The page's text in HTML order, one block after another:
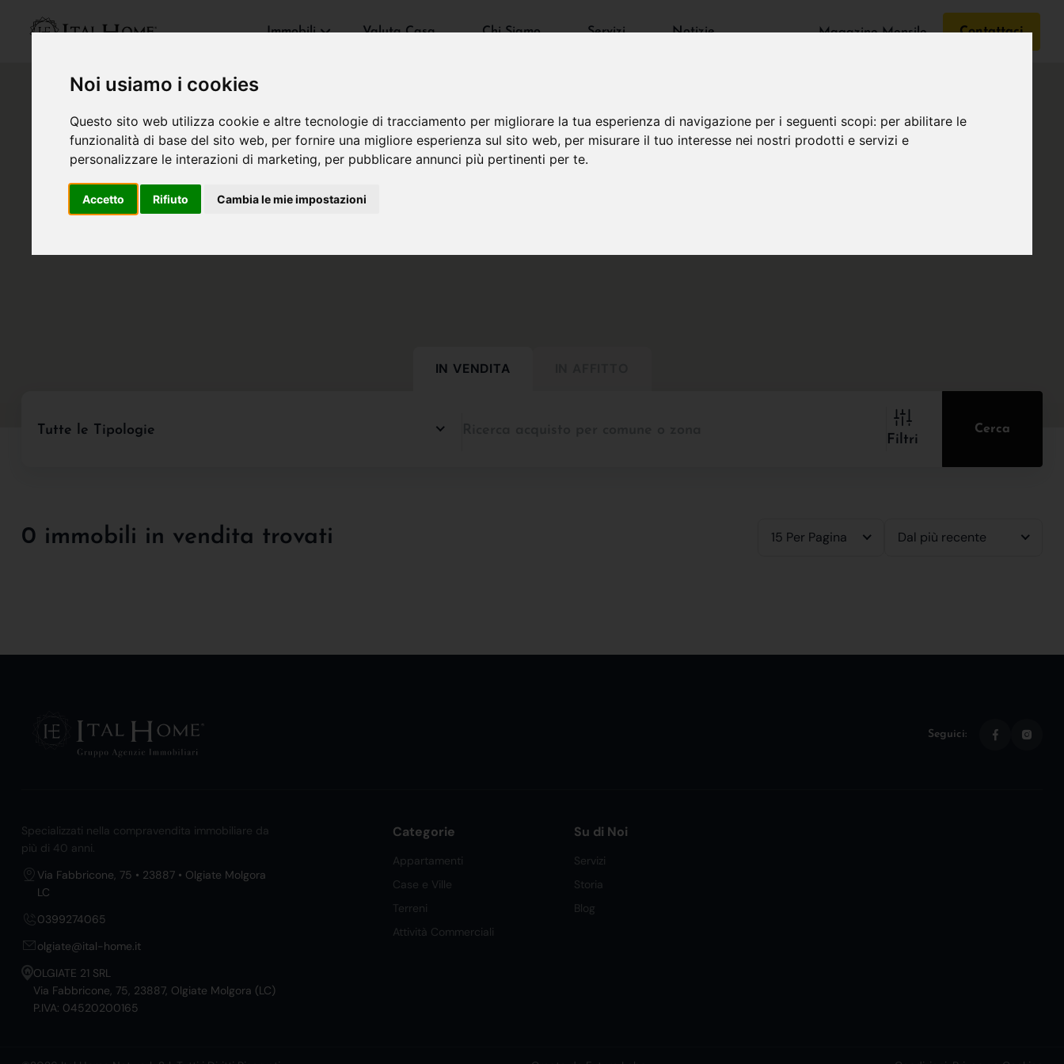
Noi usiamo i cookies
Questo sito web utilizza cookie e altre tecnologie di tracciamento per migliorare la tua esperienza di navigazione per i seguenti scopi: per abilitare le
funzionalità di base del sito web, per fornire una migliore esperienza sul sito web, per misurare il tuo interesse nei nostri prodotti e servizi e
personalizzare le interazioni di marketing, per pubblicare annunci più pertinenti per te.
Accetto Rifiuto Cambia le mie impostazioni
Immobili Valuta Casa Chi Siamo Servizi Notizie Magazine Mensile Contattaci
IN VENDITA
Tutte le Tipologie
Filtri
Cerca
0 immobili in vendita trovati 15 Per Pagina Dal più recente
Seguici:
Specializzati nella compravendita immobiliare da
più di 40 anni.
Via Fabbricone, 75 • 23887 • Olgiate Molgora
LC
0399274065
olgiate@ital-home.it
OLGIATE 21 SRL
Via Fabbricone, 75, 23887, Olgiate Molgora (LC)
P.IVA: 04520200165
Categorie
Appartamenti
Case e Ville
Terreni
Attività Commerciali
Su di Noi
Servizi
Storia
Blog